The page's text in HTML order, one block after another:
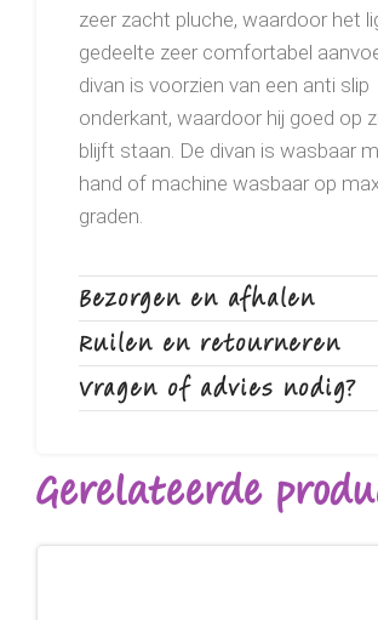
zeer zacht pluche, waardoor het
gedeelte zeer comfortabel
divan is voorzien van een anti slip
onderkant, waardoor hij goed op
blijft staan. De divan is wasbaar
hand of machine wasbaar op
graden.
Bezorgen en afhalen
Ruilen en retourneren
Vragen of advies nodig?
Gerelateerde